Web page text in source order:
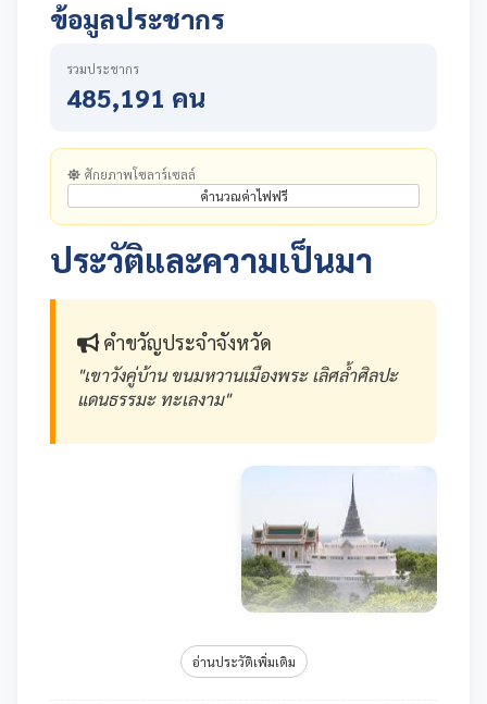
ข้อมูลประชากร
รวมประชากร
485,191 คน
ศักยภาพโซลาร์เซลล์
คำนวณค่าไฟฟรี
ประวัติและความเป็นมา
คำขวัญประจำจังหวัด
"เขาวังคู่บ้าน ขนมหวานเมืองพระ เลิศล้ำศิลปะ
แดนธรรมะ ทะเลงาม"
อ่านประวัติเพิ่มเติม